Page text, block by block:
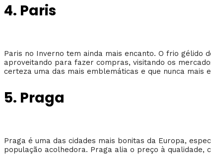
4. Paris
Paris no Inverno tem ainda mais encanto. O frio gélido
aproveitando para fazer compras, visitando os
certeza uma das mais emblemáticas e que nunca mais
5. Praga
Praga é uma das cidades mais bonitas da Europa,
população acolhedora. Praga alia o preço à qualidade,